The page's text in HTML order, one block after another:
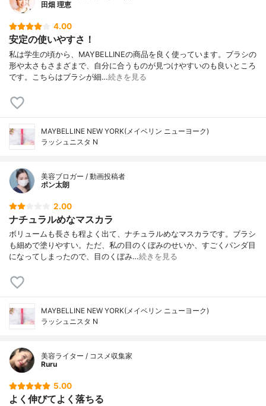
田畑 理恵
4.00
安定の使いやすさ！
私は学生の頃から、MAYBELLINEの商品を良く使っています。ブラシの
形や太さもさまざまで、自分に合うものが見つけやすいのも良いところ
です。こちらはブラシが細…続きを見る
MAYBELLINE NEW YORK(メイベリン ニューヨーク)
ラッシュニスタ N
美容ブロガー / 動画投稿者
ポン太朗
2.00
ナチュラルめなマスカラ
ボリュームも長さも程よく出て、ナチュラルめなマスカラです。ブラシ
も細めで塗りやすい。ただ、私の目のくぼみのせいか、すごくパンダ目
になってしまったので、目のくぼみ…続きを見る
MAYBELLINE NEW YORK(メイベリン ニューヨーク)
ラッシュニスタ N
美容ライター / コスメ収集家
Ruru
5.00
よく伸びてよく落ちる